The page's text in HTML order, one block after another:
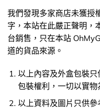
我們發現多家商店未獲授
字，本站在此嚴正聲明，
台銷售，只在本站
道的貨品來源。
以上內容及外盒包裝
包裝權利，一切以實物
以上資料及圖片只供